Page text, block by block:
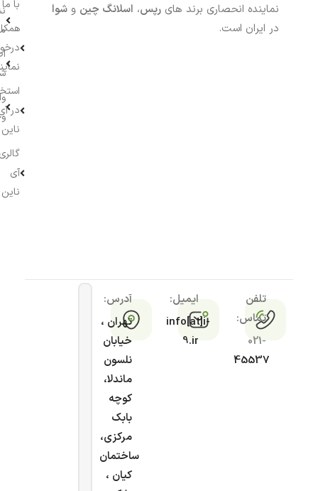
نماینده انحصاری برند های رپس، اسلانگ چین و شوا
در ایران است.
با ما
در
ناین
آی
ناین
تلفن
تماس:
021-
45537
ایمیل:
info[at]i-
9.ir
آدرس:
تهران ،
خیابان
نلسون
ماندلا،
کوچه
بابک
مرکزی،
ساختمان
کیان ،